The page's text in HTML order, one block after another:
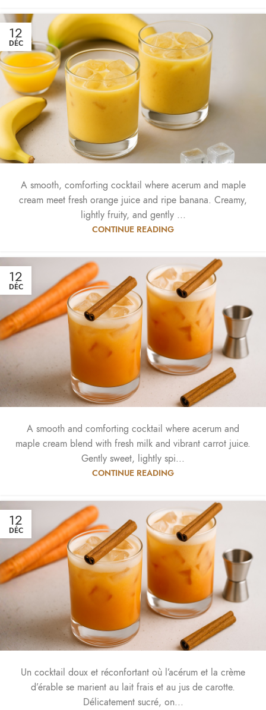
12
DÉC
A smooth, comforting cocktail where acerum and maple
cream meet fresh orange juice and ripe banana. Creamy,
lightly fruity, and gently ...
CONTINUE READING
12
DÉC
A smooth and comforting cocktail where acerum and
maple cream blend with fresh milk and vibrant carrot juice.
Gently sweet, lightly spi...
CONTINUE READING
12
DÉC
Un cocktail doux et réconfortant où l’acérum et la crème
d’érable se marient au lait frais et au jus de carotte.
Délicatement sucré, on...